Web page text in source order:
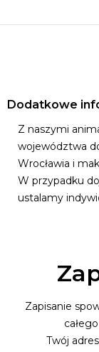
Dodatkowe
Z naszymi
województwa
Wrocławia i
W przypadku
ustalamy
Zapisanie
Twój